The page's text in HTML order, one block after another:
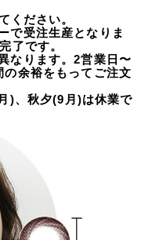
ください。
で受注生産となりま
了です。
なります。2営業日〜
余裕をもってご注文
)、秋夕(9月)は休業で